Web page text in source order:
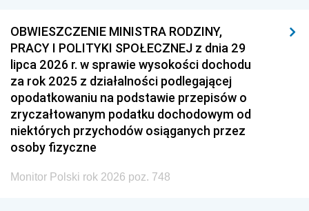
OBWIESZCZENIE MINISTRA RODZINY,
PRACY I POLITYKI SPOŁECZNEJ z dnia 29
lipca 2026 r. w sprawie wysokości dochodu
za rok 2025 z działalności podlegającej
opodatkowaniu na podstawie przepisów o
zryczałtowanym podatku dochodowym od
niektórych przychodów osiąganych przez
osoby fizyczne
Monitor Polski rok 2026 poz. 748